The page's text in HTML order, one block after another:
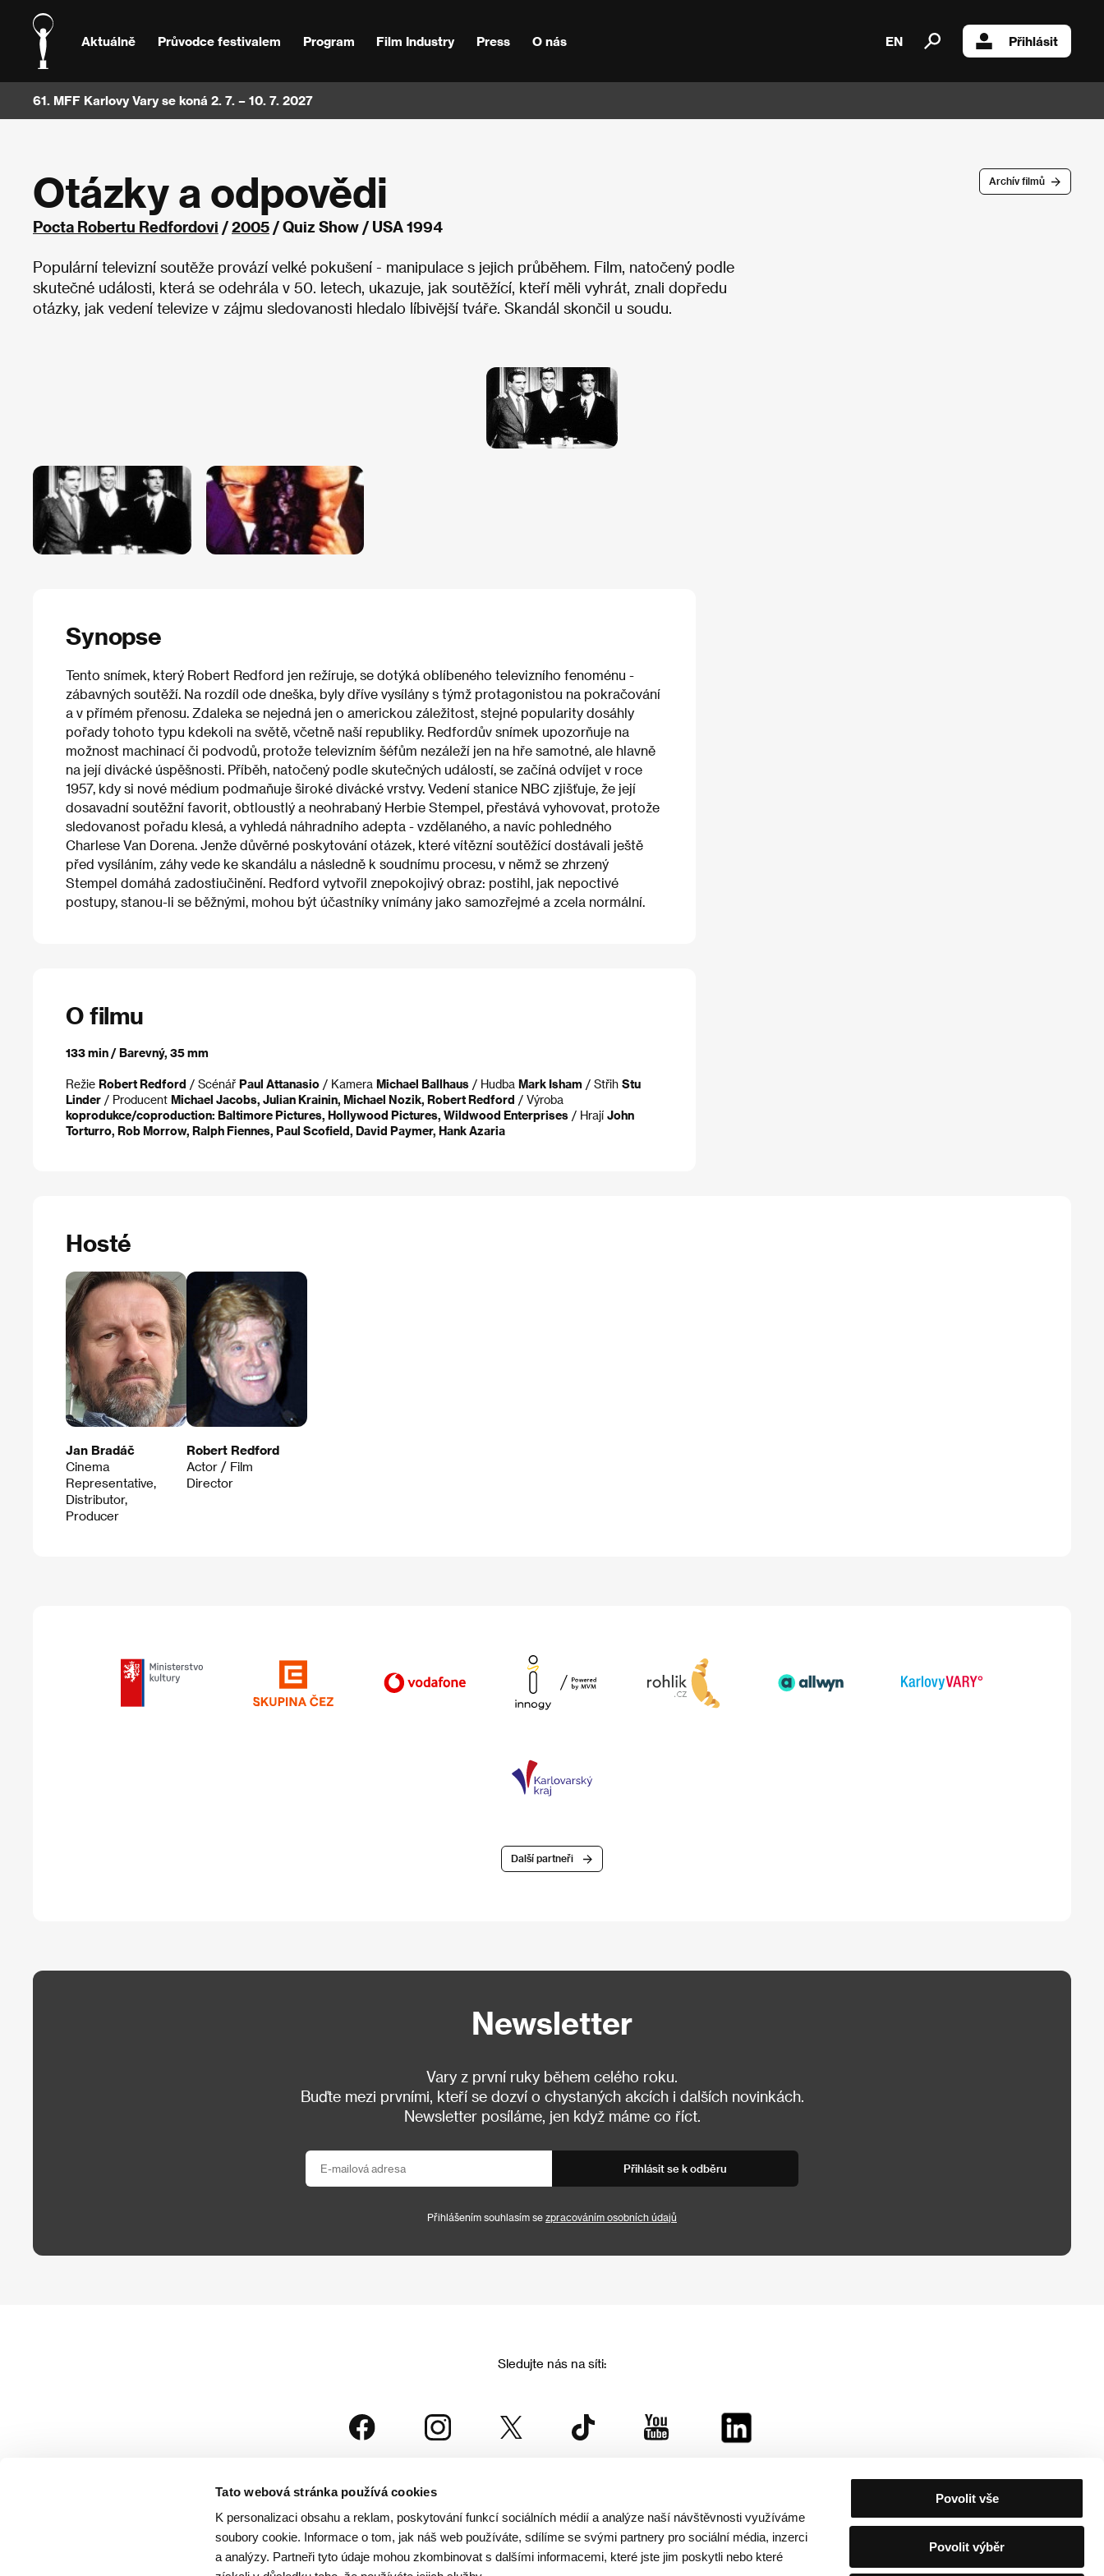
Tato webová stránka používá cookies
K personalizaci obsahu a reklam, poskytování funkcí sociálních médií a analýze naší návštěvnosti využíváme
soubory cookie. Informace o tom, jak náš web používáte, sdílíme se svými partnery pro sociální média, inzerci
a analýzy. Partneři tyto údaje mohou zkombinovat s dalšími informacemi, které jste jim poskytli nebo které
Povolit vše
Povolit výběr
Aktuálně Průvodce festivalem Program Film Industry Press O nás EN Přihlásit
61. MFF Karlovy Vary se koná 2. 7. – 10. 7. 2027
Archív filmů
Otázky a odpovědi
Pocta Robertu Redfordovi /2005 / Quiz Show / USA 1994
Populární televizní soutěže provází velké pokušení - manipulace s jejich průběhem. Film, natočený podle
skutečné události, která se odehrála v 50. letech, ukazuje, jak soutěžící, kteří měli vyhrát, znali dopředu
otázky, jak vedení televize v zájmu sledovanosti hledalo líbivější tváře. Skandál skončil u soudu.
Synopse
Tento snímek, který Robert Redford jen režíruje, se dotýká oblíbeného televizního fenoménu -
zábavných soutěží. Na rozdíl ode dneška, byly dříve vysílány s týmž protagonistou na pokračování
a v přímém přenosu. Zdaleka se nejedná jen o americkou záležitost, stejné popularity dosáhly
pořady tohoto typu kdekoli na světě, včetně naší republiky. Redfordův snímek upozorňuje na
možnost machinací či podvodů, protože televizním šéfům nezáleží jen na hře samotné, ale hlavně
na její divácké úspěšnosti. Příběh, natočený podle skutečných událostí, se začíná odvíjet v roce
1957, kdy si nové médium podmaňuje široké divácké vrstvy. Vedení stanice NBC zjišťuje, že její
dosavadní soutěžní favorit, obtloustlý a neohrabaný Herbie Stempel, přestává vyhovovat, protože
sledovanost pořadu klesá, a vyhledá náhradního adepta - vzdělaného, a navíc pohledného
Charlese Van Dorena. Jenže důvěrné poskytování otázek, které vítězní soutěžící dostávali ještě
před vysíláním, záhy vede ke skandálu a následně k soudnímu procesu, v němž se zhrzený
Stempel domáhá zadostiučinění. Redford vytvořil znepokojivý obraz: postihl, jak nepoctivé
postupy, stanou-li se běžnými, mohou být účastníky vnímány jako samozřejmé a zcela normální.
O filmu
133 min / Barevný, 35 mm
Režie Robert Redford / Scénář Paul Attanasio / Kamera Michael Ballhaus / Hudba Mark Isham / Střih Stu
Linder / Producent Michael Jacobs, Julian Krainin, Michael Nozik, Robert Redford / Výroba
koprodukce/coproduction: Baltimore Pictures, Hollywood Pictures, Wildwood Enterprises / Hrají John
Torturro, Rob Morrow, Ralph Fiennes, Paul Scofield, David Paymer, Hank Azaria
Hosté
Jan Bradáč
Cinema
Representative,
Distributor,
Producer
Robert Redford
Actor / Film
Director
Další partneři
Newsletter
Vary z první ruky během celého roku.
Buďte mezi prvními, kteří se dozví o chystaných akcích i dalších novinkách.
Newsletter posíláme, jen když máme co říct.
Přihlásit se k odběru
Přihlášením souhlasím se zpracováním osobních údajů
Sledujte nás na síti:
je součástí rodiny KVIFF Group, která zastřešuje i další projekty: